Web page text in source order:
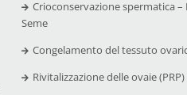
Crioconservazione spermatica –
Seme
Congelamento del tessuto
Rivitalizzazione delle ovaie (PRP)